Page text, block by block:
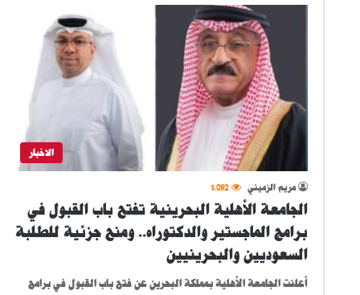
الاخبار
مريم الزميني 1٬082
الجامعة الأهلية البحرينية تفتح باب القبول في
برامج الماجستير والدكتوراه.. ومنح جزئية للطلبة
السعوديين والبحرينيين
أعلنت الجامعة الأهلية بمملكة البحرين عن فتح باب القبول في برامج